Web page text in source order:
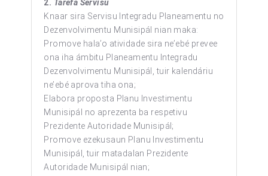
2. Tarefa Servisu
Knaar sira Servisu Integradu Planeamentu no
Dezenvolvimentu Munisipál nian maka:
Promove hala’o atividade sira ne’ebé prevee
ona iha ámbitu Planeamentu Integradu
Dezenvolvimentu Munisipál, tuir kalendáriu
ne’ebé aprova tiha ona;
Elabora proposta Planu Investimentu
Munisipál no aprezenta ba respetivu
Prezidente Autoridade Munisipál;
Promove ezekusaun Planu Investimentu
Munisipál, tuir matadalan Prezidente
Autoridade Munisipál nian;